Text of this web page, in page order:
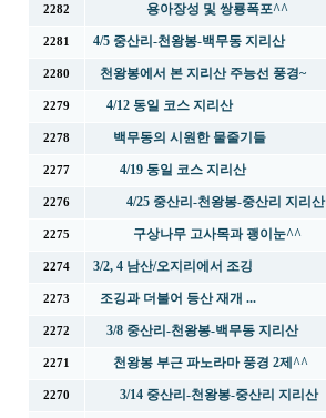
2282 용아장성 및 쌍룡폭포^^
2281 4/5 중산리-천왕봉-백무동 지리산
2280 천왕봉에서 본 지리산 주능선 풍경~
2279 4/12 동일 코스 지리산
2278 백무동의 시원한 물줄기들
2277 4/19 동일 코스 지리산
2276 4/25 중산리-천왕봉-중산리 지리산
2275 구상나무 고사목과 괭이눈^^
2274 3/2, 4 남산/오지리에서 조깅
2273 조깅과 더불어 등산 재개 ...
2272 3/8 중산리-천왕봉-백무동 지리산
2271 천왕봉 부근 파노라마 풍경 2제^^
2270 3/14 중산리-천왕봉-중산리 지리산